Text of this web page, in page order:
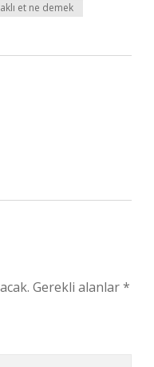
et ne demek
Gerekli alanlar*